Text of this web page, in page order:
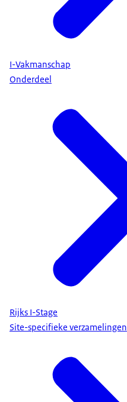
I-Vakmanschap
Onderdeel
Rijks I-Stage
Site-specifieke verzamelingen